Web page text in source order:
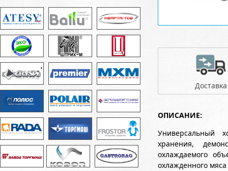
Доставка
ОПИСАНИЕ:
Универсальный
хранения,
охлаждаемого
охлажденного